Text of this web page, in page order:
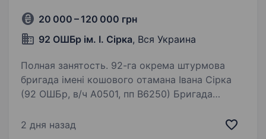
20 000 – 120 000 грн
92 ОШБр ім. І. Сірка, Вся Украина
Полная занятость. 92-га окрема штурмова
бригада імені кошового отамана Івана Сірка
(92 ОШБр, в/ч А0501, пп В6250) Бригада
Національної гвардії України. З початком
2 дня назад